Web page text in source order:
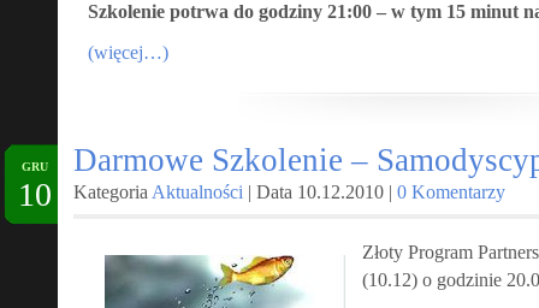
Szkolenie potrwa do godziny 21:00 – w tym 15 minut
(więcej…)
GRU
10
Darmowe Szkolenie –
Kategoria Aktualności | Data 10.12.2010 | 0 Komentarzy
Złoty Program
(10.12) o godzinie